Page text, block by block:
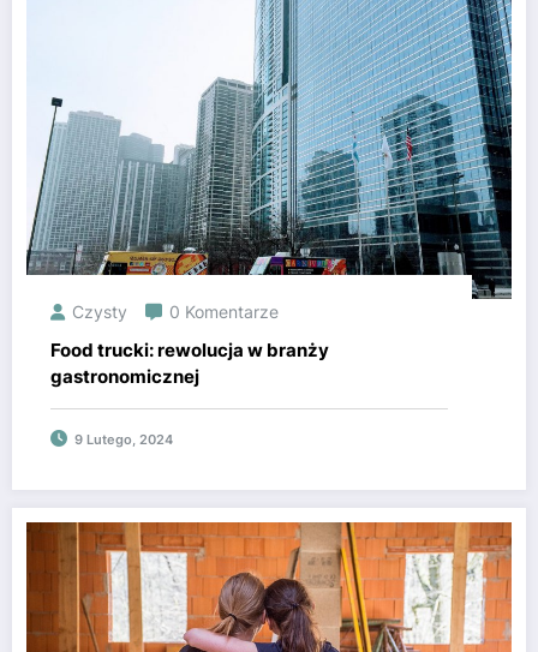
Czysty 0 Komentarze
Food trucki: rewolucja w branży
gastronomicznej
9 Lutego, 2024